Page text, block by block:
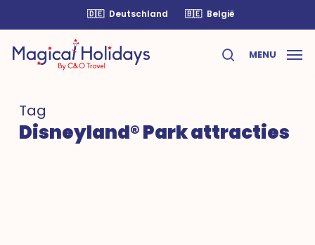
main
content
🇩🇪 Deutschland 🇧🇪 België
search
MENU
Tag
Disneyland® Park attracties